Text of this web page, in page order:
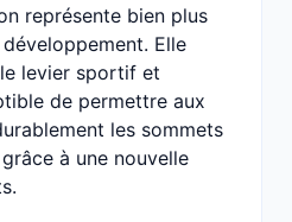
représente bien plus
Elle
levier sportif et
de permettre aux
les sommets
à une nouvelle